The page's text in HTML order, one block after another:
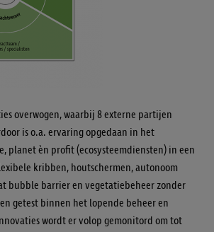
overwogen, waarbij 8 externe partijen
is o.a. ervaring opgedaan in het
planet èn profit (ecosysteemdiensten) in een
kribben, houtschermen, autonoom
bubble barrier en vegetatiebeheer zonder
getest binnen het lopende beheer en
wordt er volop gemonitord om tot